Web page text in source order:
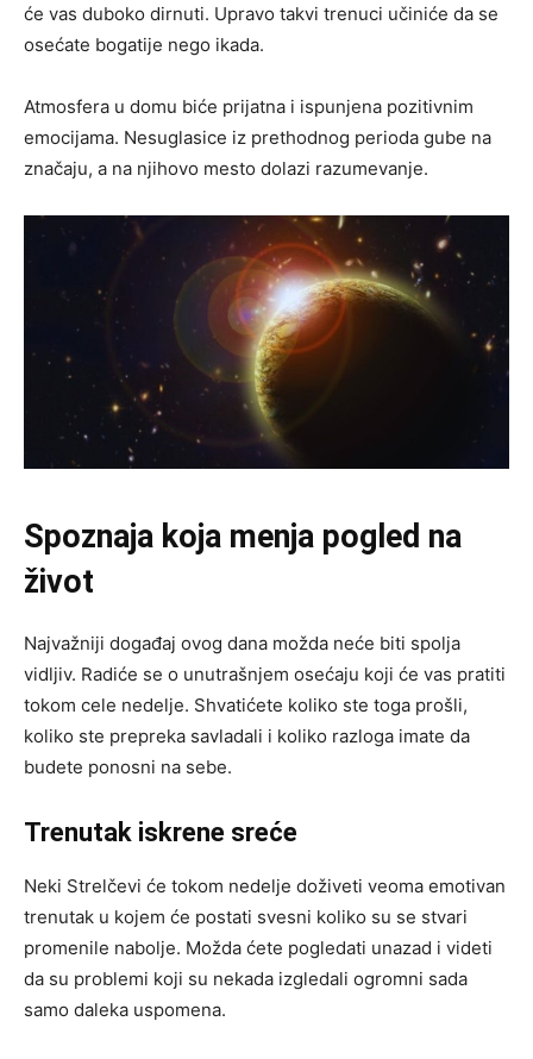
će vas duboko dirnuti. Upravo takvi trenuci učiniće da se
osećate bogatije nego ikada.
Atmosfera u domu biće prijatna i ispunjena pozitivnim
emocijama. Nesuglasice iz prethodnog perioda gube na
značaju, a na njihovo mesto dolazi razumevanje.
Spoznaja koja menja pogled na
život
Najvažniji događaj ovog dana možda neće biti spolja
vidljiv. Radiće se o unutrašnjem osećaju koji će vas pratiti
tokom cele nedelje. Shvatićete koliko ste toga prošli,
koliko ste prepreka savladali i koliko razloga imate da
budete ponosni na sebe.
Trenutak iskrene sreće
Neki Strelčevi će tokom nedelje doživeti veoma emotivan
trenutak u kojem će postati svesni koliko su se stvari
promenile nabolje. Možda ćete pogledati unazad i videti
da su problemi koji su nekada izgledali ogromni sada
samo daleka uspomena.